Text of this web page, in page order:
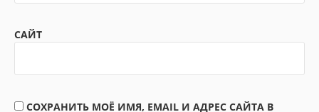
САЙТ
СОХРАНИТЬ МОЁ ИМЯ, EMAIL И АДРЕС САЙТА В